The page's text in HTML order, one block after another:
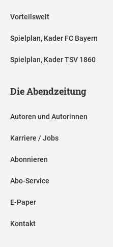
Vorteilswelt
Spielplan, Kader FC Bayern
Spielplan, Kader TSV 1860
Die Abendzeitung
Autoren und Autorinnen
Karriere / Jobs
Abonnieren
Abo-Service
E-Paper
Kontakt